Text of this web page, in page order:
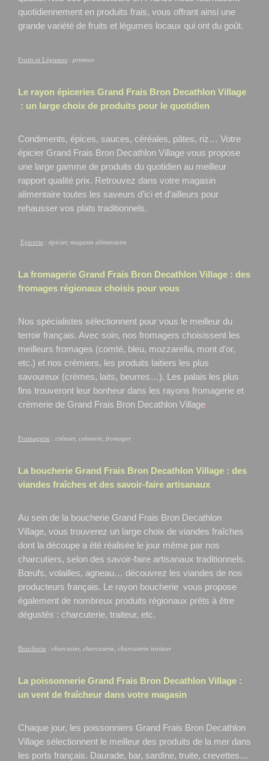
quotidiennement en produits frais, vous offrant ainsi une
grande variété de fruits et légumes locaux qui ont du goût.
Fruits et Légumes : primeur
Le rayon épiceries Grand Frais Bron Decathlon Village
: un large choix de produits pour le quotidien
Condiments, épices, sauces, céréales, pâtes, riz… Votre
épicier Grand Frais Bron Decathlon Village vous propose
une large gamme de produits du quotidien au meilleur
rapport qualité prix. Retrouvez dans votre magasin
alimentaire toutes les saveurs d’ici et d’ailleurs pour
rehausser vos plats traditionnels.
Epicerie : épicier, magasin alimentaire
La fromagerie Grand Frais Bron Decathlon Village : des
fromages régionaux choisis pour vous
Nos spécialistes sélectionnent pour vous le meilleur du
terroir français. Avec soin, nos fromagers choisissent les
meilleurs fromages (comté, bleu, mozzarella, mont d’or,
etc.) et nos crémiers, les produits laitiers les plus
savoureux (crèmes, laits, beurres…). Les palais les plus
fins trouveront leur bonheur dans les rayons fromagerie et
crèmerie de Grand Frais Bron Decathlon Village.
Fromagerie : crémier, crèmerie, fromager
La boucherie Grand Frais Bron Decathlon Village : des
viandes fraîches et des savoir-faire artisanaux
Au sein de la boucherie Grand Frais Bron Decathlon
Village, vous trouverez un large choix de viandes fraîches
dont la découpe a été réalisée le jour même par nos
charcutiers, selon des savoir-faire artisanaux traditionnels.
Bœufs, volailles, agneau… découvrez les viandes de nos
producteurs français. Le rayon boucherie vous propose
également de nombreux produits régionaux prêts à être
dégustés : charcuterie, traiteur, etc.
Boucherie : charcutier, charcuterie, charcuterie traiteur
La poissonnerie Grand Frais Bron Decathlon Village :
un vent de fraîcheur dans votre magasin
Chaque jour, les poissonniers Grand Frais Bron Decathlon
Village sélectionnent le meilleur des produits de la mer dans
les ports français. Daurade, bar, sardine, truite, crevettes…